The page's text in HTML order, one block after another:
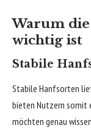
Warum
wichtig ist
Stabile
Stabile Hanfsorten
bieten Nutzern somit
möchten genau